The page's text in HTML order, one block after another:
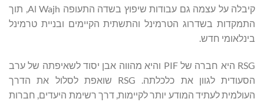
קיבלה על עצמה גם עבודות שיפוץ בשדה התעופה Al Wajh, תוך
התמקדות בשדרוג הטרמינל והתשתית הקיימים ובניית טרמינל
בינלאומי חדש.
RSG היא חברה של PIF והיא מהווה אבן יסוד לשאיפתה של ערב
הסעודית לגוון את כלכלתה. RSG שואפת לסלול את הדרך
העולמית לעתיד המודע יותר לקיימות, דרך רשימת היעדים, חברות